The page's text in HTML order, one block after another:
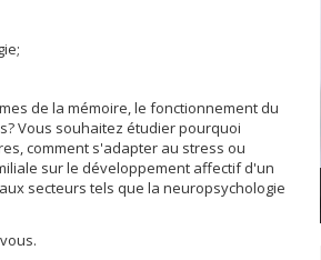
de la mémoire, le fonctionnement du
Vous souhaitez étudier pourquoi
comment s'adapter au stress ou
sur le développement affectif d'un
secteurs tels que la neuropsychologie